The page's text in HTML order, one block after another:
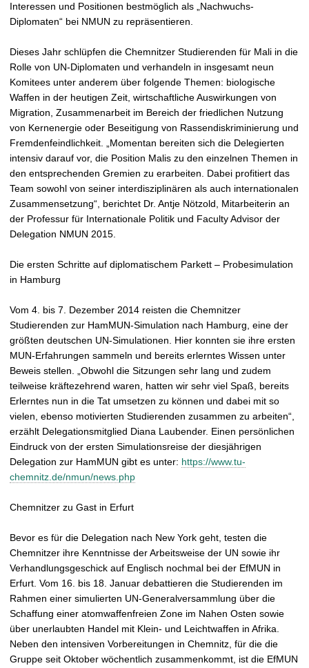
Interessen und Positionen bestmöglich als „Nachwuchs-
Diplomaten“ bei NMUN zu repräsentieren.
Dieses Jahr schlüpfen die Chemnitzer Studierenden für Mali in die
Rolle von UN-Diplomaten und verhandeln in insgesamt neun
Komitees unter anderem über folgende Themen: biologische
Waffen in der heutigen Zeit, wirtschaftliche Auswirkungen von
Migration, Zusammenarbeit im Bereich der friedlichen Nutzung
von Kernenergie oder Beseitigung von Rassendiskriminierung und
Fremdenfeindlichkeit. „Momentan bereiten sich die Delegierten
intensiv darauf vor, die Position Malis zu den einzelnen Themen in
den entsprechenden Gremien zu erarbeiten. Dabei profitiert das
Team sowohl von seiner interdisziplinären als auch internationalen
Zusammensetzung“, berichtet Dr. Antje Nötzold, Mitarbeiterin an
der Professur für Internationale Politik und Faculty Advisor der
Delegation NMUN 2015.
Die ersten Schritte auf diplomatischem Parkett – Probesimulation
in Hamburg
Vom 4. bis 7. Dezember 2014 reisten die Chemnitzer
Studierenden zur HamMUN-Simulation nach Hamburg, eine der
größten deutschen UN-Simulationen. Hier konnten sie ihre ersten
MUN-Erfahrungen sammeln und bereits erlerntes Wissen unter
Beweis stellen. „Obwohl die Sitzungen sehr lang und zudem
teilweise kräftezehrend waren, hatten wir sehr viel Spaß, bereits
Erlerntes nun in die Tat umsetzen zu können und dabei mit so
vielen, ebenso motivierten Studierenden zusammen zu arbeiten“,
erzählt Delegationsmitglied Diana Laubender. Einen persönlichen
Eindruck von der ersten Simulationsreise der diesjährigen
Delegation zur HamMUN gibt es unter: https://www.tu-
chemnitz.de/nmun/news.php
Chemnitzer zu Gast in Erfurt
Bevor es für die Delegation nach New York geht, testen die
Chemnitzer ihre Kenntnisse der Arbeitsweise der UN sowie ihr
Verhandlungsgeschick auf Englisch nochmal bei der EfMUN in
Erfurt. Vom 16. bis 18. Januar debattieren die Studierenden im
Rahmen einer simulierten UN-Generalversammlung über die
Schaffung einer atomwaffenfreien Zone im Nahen Osten sowie
über unerlaubten Handel mit Klein- und Leichtwaffen in Afrika.
Neben den intensiven Vorbereitungen in Chemnitz, für die die
Gruppe seit Oktober wöchentlich zusammenkommt, ist die EfMUN